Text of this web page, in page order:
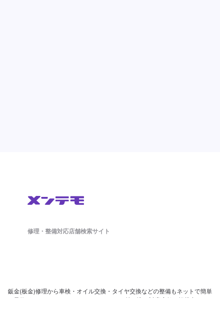
修理・整備対応店舗検索サイト
鈑金(板金)修理から車検・オイル交換・タイヤ交換などの整備もネットで簡単
に予約ができます。ドラレコやETCのパーツ持ち込み対応店舗も掲載中。